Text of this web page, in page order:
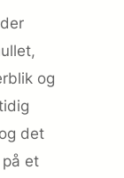
og
det
et